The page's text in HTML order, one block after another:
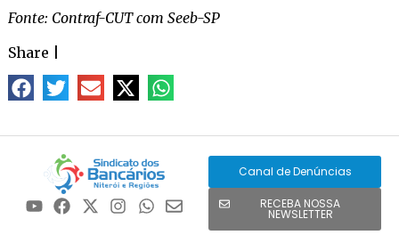
Fonte: Contraf-CUT com Seeb-SP
Share
Canal de Denúncias
RECEBA NOSSA
NEWSLETTER